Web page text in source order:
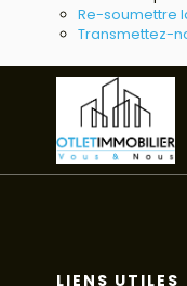
Re-soumettre
Transmettez-
LIENS UTILES